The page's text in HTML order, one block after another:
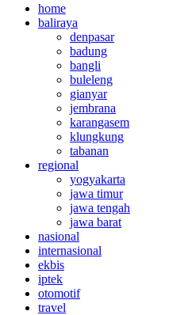
home
baliraya
denpasar
badung
bangli
buleleng
gianyar
jembrana
karangasem
klungkung
tabanan
regional
yogyakarta
jawa timur
jawa tengah
jawa barat
nasional
internasional
ekbis
iptek
otomotif
travel